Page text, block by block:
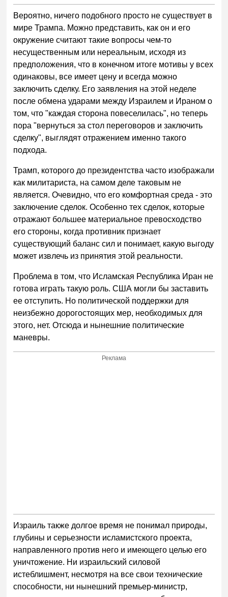
Вероятно, ничего подобного просто не существует в
мире Трампа. Можно представить, как он и его
окружение считают такие вопросы чем-то
несущественным или нереальным, исходя из
предположения, что в конечном итоге мотивы у всех
одинаковы, все имеет цену и всегда можно
заключить сделку. Его заявления на этой неделе
после обмена ударами между Израилем и Ираном о
том, что "каждая сторона повеселилась", но теперь
пора "вернуться за стол переговоров и заключить
сделку", выглядят отражением именно такого
подхода.
Трамп, которого до президентства часто изображали
как милитариста, на самом деле таковым не
является. Очевидно, что его комфортная среда - это
заключение сделок. Особенно тех сделок, которые
отражают большее материальное превосходство
его стороны, когда противник признает
существующий баланс сил и понимает, какую выгоду
может извлечь из принятия этой реальности.
Проблема в том, что Исламская Республика Иран не
готова играть такую роль. США могли бы заставить
ее отступить. Но политической поддержки для
неизбежно дорогостоящих мер, необходимых для
этого, нет. Отсюда и нынешние политические
маневры.
Реклама
Израиль также долгое время не понимал природы,
глубины и серьезности исламистского проекта,
направленного против него и имеющего целью его
уничтожение. Ни израильский силовой
истеблишмент, несмотря на все свои технические
способности, ни нынешний премьер-министр,